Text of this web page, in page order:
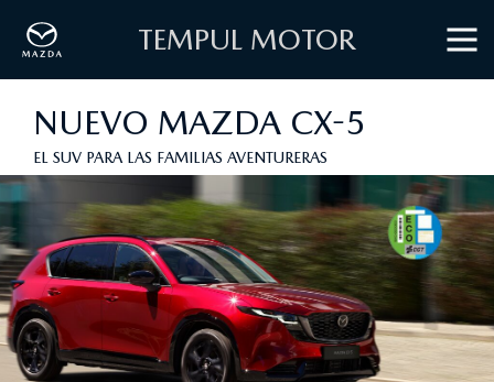
TEMPUL MOTOR
NUEVO MAZDA CX-5
EL SUV PARA LAS FAMILIAS AVENTURERAS